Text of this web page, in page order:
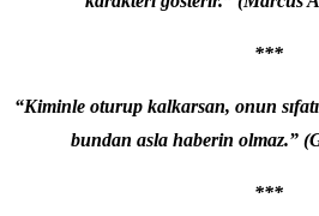
***
“Kiminle oturup kalkarsan, onun
bundan asla haberin olmaz.”
***